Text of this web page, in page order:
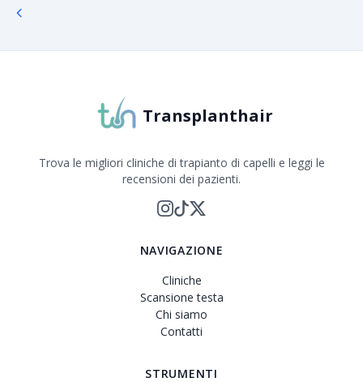
Transplanthair
Trova le migliori cliniche di trapianto di capelli e leggi le
recensioni dei pazienti.
NAVIGAZIONE
Cliniche
Scansione testa
Chi siamo
Contatti
STRUMENTI